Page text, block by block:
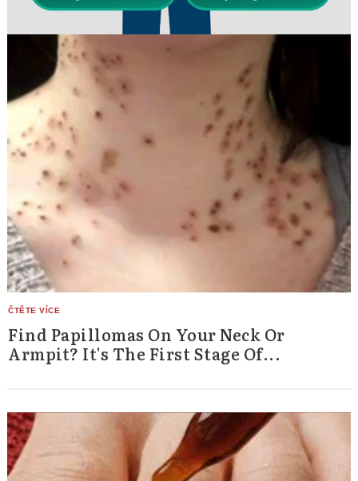
Find Papillomas On Your Neck Or
Armpit? It's The First Stage Of...
Search